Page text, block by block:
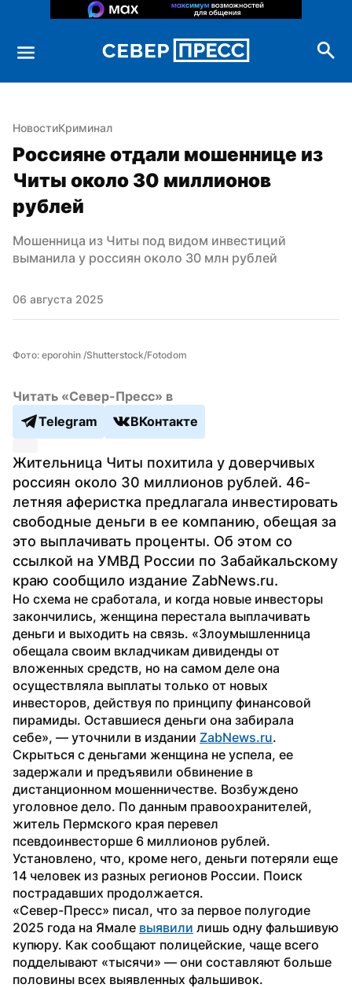
НовостиКриминал
Россияне отдали мошеннице из
Читы около 30 миллионов
рублей
Мошенница из Читы под видом инвестиций
выманила у россиян около 30 млн рублей
06 августа 2025
Фото: eporohin /Shutterstock/Fotodom
Читать «Север-Пресс» в
Telegram
ВКонтакте
Жительница Читы похитила у доверчивых
россиян около 30 миллионов рублей. 46-
летняя аферистка предлагала инвестировать
свободные деньги в ее компанию, обещая за
это выплачивать проценты. Об этом со
ссылкой на УМВД России по Забайкальскому
краю сообщило издание ZabNews.ru.
Но схема не сработала, и когда новые инвесторы
закончились, женщина перестала выплачивать
деньги и выходить на связь. «Злоумышленница
обещала своим вкладчикам дивиденды от
вложенных средств, но на самом деле она
осуществляла выплаты только от новых
инвесторов, действуя по принципу финансовой
пирамиды. Оставшиеся деньги она забирала
себе», — уточнили в издании ZabNews.ru.
Скрыться с деньгами женщина не успела, ее
задержали и предъявили обвинение в
дистанционном мошенничестве. Возбуждено
уголовное дело. По данным правоохранителей,
житель Пермского края перевел
псевдоинвесторше 6 миллионов рублей.
Установлено, что, кроме него, деньги потеряли еще
14 человек из разных регионов России. Поиск
пострадавших продолжается.
«Север-Пресс» писал, что за первое полугодие
2025 года на Ямале выявили лишь одну фальшивую
купюру. Как сообщают полицейские, чаще всего
подделывают «тысячи» — они составляют больше
половины всех выявленных фальшивок.